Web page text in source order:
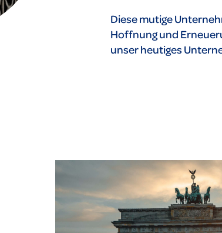
Diese mutige
Hoffnung und
unser heutiges